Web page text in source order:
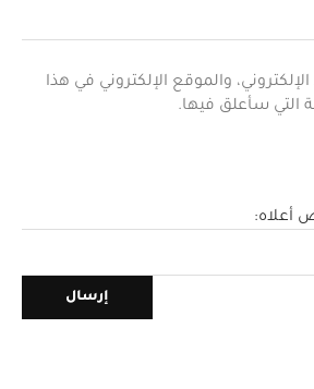
والموقع الإلكتروني في هذا
التي سأعلق فيها.
أعلاه: